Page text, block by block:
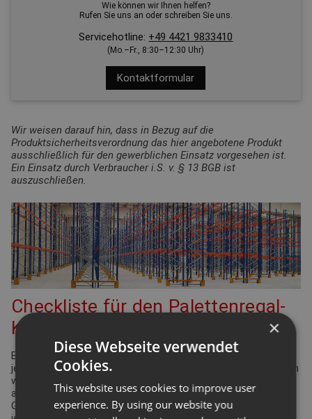
Wie können wir Ihnen helfen?
Rufen Sie uns an oder schreiben Sie uns.
Servicehotline: +49 4421 9833410
(Mo.–Fr., 8:30–12:30 Uhr)
Kontaktformular
Wir weisen darauf hin, dass in Bezug auf die
Produktsicherheitsverordnung das hier angebotene Produkt
ausschließlich für den gewerblichen Einsatz vorgesehen ist.
Ein Einsatz durch Verbraucher i.S. v. § 13 BGB ist
auszuschließen.
Checkliste für den Palettenregal-
Konfigurator
Bei der Planung Ihrer Regalanlage für Palettenregale gibt es
jede Menge Punkte zu überprüfen und einzuhalten. Viele davon
werden durch die Arbeitsstättenverordnung geregelt. Aber
auch Ergonomie und Effizienz spielen eine bedeutende Rolle.
Gleiches gilt für die Funktionsdefinition des Lagers: Wie hoch
×
Diese Webseite verwendet
Cookies.
This website uses cookies to improve user
experience. By using our website you